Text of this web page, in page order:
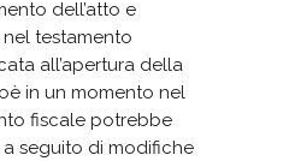
dell’atto e
nel testamento
all’apertura della
in un momento nel
fiscale potrebbe
seguito di modifiche